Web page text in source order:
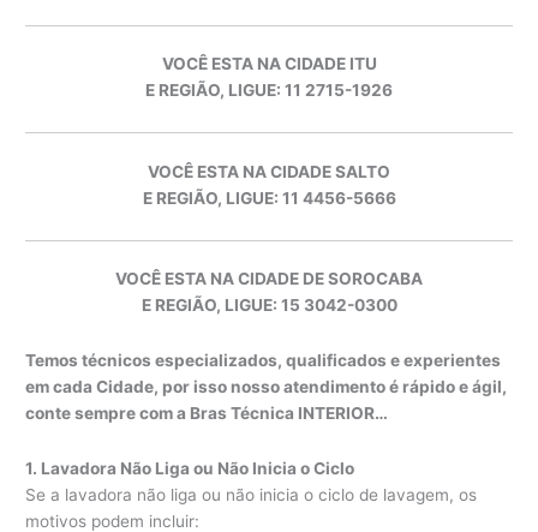
VOCÊ ESTA NA CIDADE ITU
E REGIÃO, LIGUE: 11 2715-1926
VOCÊ ESTA NA CIDADE SALTO
E REGIÃO, LIGUE: 11 4456-5666
VOCÊ ESTA NA CIDADE DE SOROCABA
E REGIÃO, LIGUE: 15 3042-0300
Temos técnicos especializados, qualificados e experientes
em cada Cidade, por isso nosso atendimento é rápido e ágil,
conte sempre com a Bras Técnica INTERIOR…
1. Lavadora Não Liga ou Não Inicia o Ciclo
Se a lavadora não liga ou não inicia o ciclo de lavagem, os
motivos podem incluir: